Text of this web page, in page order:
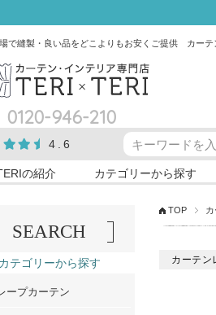
で縫製・良い品をどこよりもお安くご提供 カーテ
0120-946-210
4.6
の紹介 カテゴリーから探す
TOP
カーテン
SEARCH
カテゴリーから探す
ープカーテン